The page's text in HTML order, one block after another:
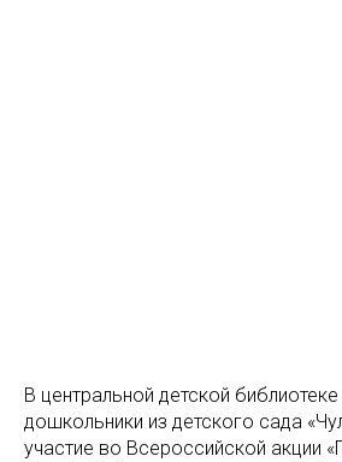
В центральной детской
дошкольники из детского сада
участие во Всероссийской акции